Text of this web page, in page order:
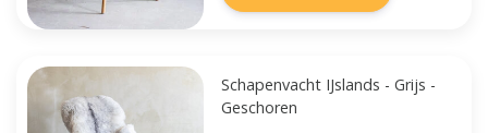
Schapenvacht IJslands - Grijs -
Geschoren